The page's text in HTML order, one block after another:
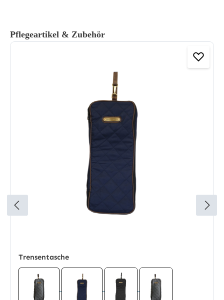
Produktgalerie überspringen
Pflegeartikel & Zubehör
Trensentasche